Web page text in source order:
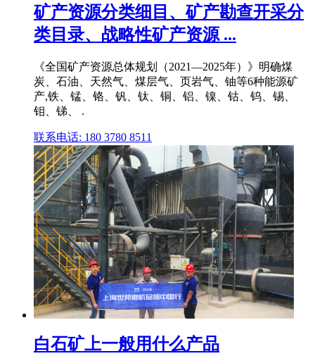
矿产资源分类细目、矿产勘查开采分
类目录、战略性矿产资源 ...
《全国矿产资源总体规划（2021—2025年）》明确煤
炭、石油、天然气、煤层气、页岩气、铀等6种能源矿
产,铁、锰、铬、钒、钛、铜、铝、镍、钴、钨、锡、
钼、锑、 .
联系电话: 180 3780 8511
白石矿上一般用什么产品